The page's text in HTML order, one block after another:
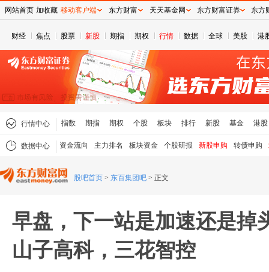
财经 焦点 股票 新股 期指 期权 行情 数据 全球 美股 港
行情中心 指数 期指 期权 个股 板块 排行 新股 基金 港股
数据中心 资金流向 主力排名 板块资金 个股研报 新股申购 转债申购
股吧首页 > 东百集团吧 > 正文
早盘，下一站是加速还是掉
山子高科，三花智控
网站首页 加收藏 移动客户端 东方财富 天天基金网 东方财富证券 东方